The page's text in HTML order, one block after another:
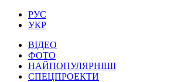
РУС
УКР
ВІДЕО
ФОТО
НАЙПОПУЛЯРНІШІ
СПЕЦПРОЕКТИ